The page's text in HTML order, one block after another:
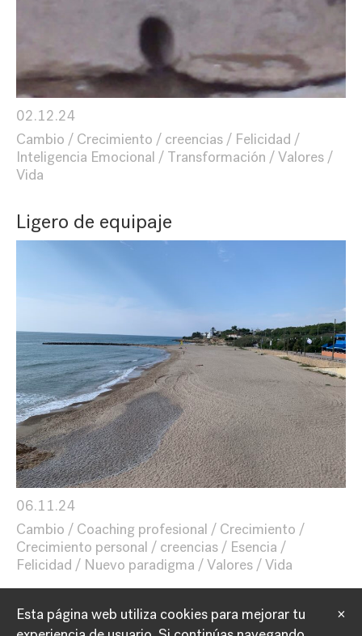
02.12.24
Cambio
Crecimiento creencias
Felicidad
Inteligencia Emocional
Transformación
Valores
Vida
Ligero de equipaje
06.11.24
Cambio
Coaching profesional
Crecimiento
Crecimiento personal
creencias
Esencia
Felicidad
Nuevo paradigma Valores Vida
×
Esta página web utiliza cookies para mejorar tu